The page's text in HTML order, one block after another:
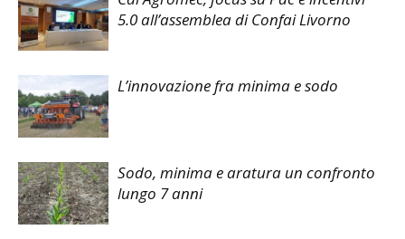
5.0 all’assemblea di Confai Livorno
L’innovazione fra minima e sodo
Sodo, minima e aratura un confronto
lungo 7 anni